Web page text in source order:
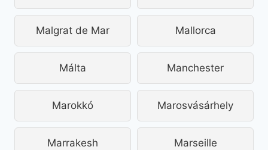
Malgrat de Mar Mallorca
Málta Manchester
Marokkó Marosvásárhely
Marrakesh Marseille